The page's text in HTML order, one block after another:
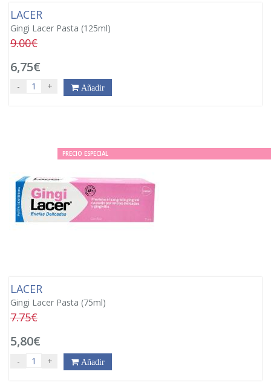
LACER
Gingi Lacer Pasta (125ml)
9.00€
6,75€
- + Añadir
PRECIO ESPECIAL
LACER
Gingi Lacer Pasta (75ml)
7.75€
5,80€
- + Añadir